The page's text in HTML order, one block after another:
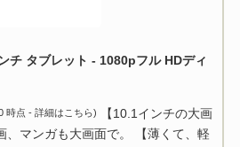
チ タブレット - 1080pフル HDディ
時点 - 詳細はこちら)
【10.1インチの大画
、マンガも大画面で。 【薄くて、軽